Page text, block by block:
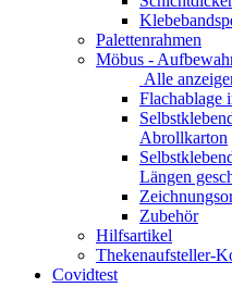
Palettenrahmen
Möbus -
Alle
Flachablage
Abrollkarton
Längen
Zubehör
Hilfsartikel
Thekenaufsteller-
Covidtest